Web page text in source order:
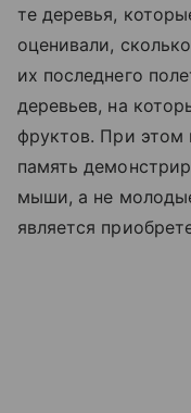
те деревья,
оценивали,
их последнего
деревьев, на
фруктов. При этом
память
мыши, а не
является